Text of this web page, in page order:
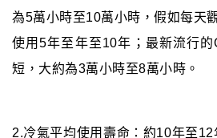
為5萬小時至10萬小時，假如每天
使用5年至年至10年；最新流行
短，大約為3萬小時至8萬小時。
2.冷氣平均使用壽命：約10年至